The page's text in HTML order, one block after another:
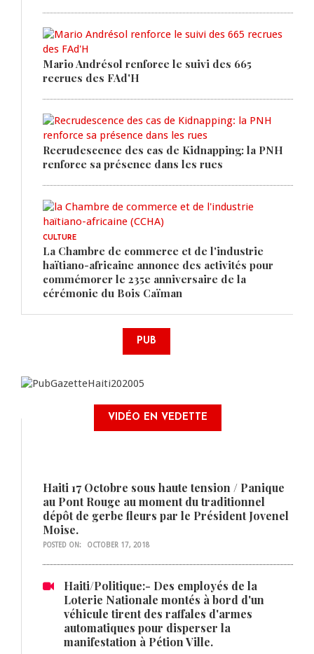
Mario Andrésol renforce le suivi des 665
recrues des FAd'H
Recrudescence des cas de Kidnapping: la PNH
renforce sa présence dans les rues
CULTURE
La Chambre de commerce et de l'industrie
haïtiano-africaine annonce des activités pour
commémorer le 235e anniversaire de la
cérémonie du Bois Caïman
PUB
VIDÉO EN VEDETTE
Haiti 17 Octobre sous haute tension / Panique
au Pont Rouge au moment du traditionnel
dépôt de gerbe fleurs par le Président Jovenel
Moise.
POSTED ON: OCTOBER 17, 2018
Haiti/Politique:- Des employés de la
Loterie Nationale montés à bord d'un
véhicule tirent des raffales d'armes
automatiques pour disperser la
manifestation à Pétion Ville.